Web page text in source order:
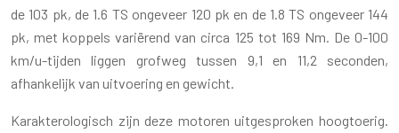
de 103 pk, de 1.6 TS ongeveer 120 pk en de 1.8 TS ongeveer 144
pk, met koppels variërend van circa 125 tot 169 Nm. De 0-100
km/u-tijden liggen grofweg tussen 9,1 en 11,2 seconden,
afhankelijk van uitvoering en gewicht.
Karakterologisch zijn deze motoren uitgesproken hoogtoerig.